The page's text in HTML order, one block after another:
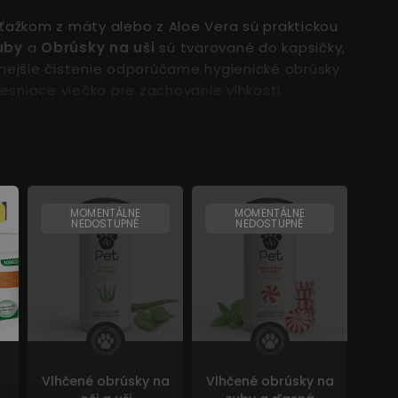
z mäty alebo z Aloe Vera sú praktickou
a Obrúsky na uši sú tvarované do kapsičky,
čistenie odporúčame hygienické obrúsky
maz a iné nečistoty z uší.
a slzné škvrny.
a srsti, odstránenie zápachu, hydratácia
povlaku, antibakteriálne účinky, príjemná
Aloe Vera vhodné na čistenie citlivých
MOMENTÁLNE
NEDOSTUPNÉ
Vlhčené obrúsky na
MOMENTÁLNE
NEDOSTUPNÉ
Vlhčené obrúsky na